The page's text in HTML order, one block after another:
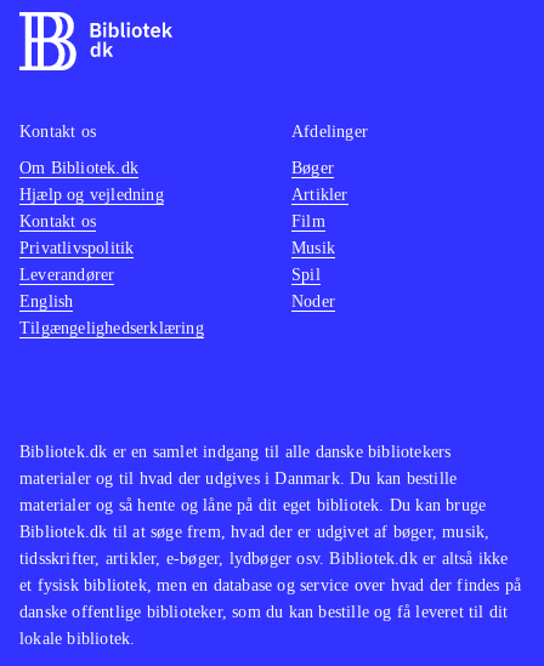
Bibliotek.dk er en samlet indgang til alle danske bibliotekers
materialer og til hvad der udgives i Danmark. Du kan bestille
materialer og så hente og låne på dit eget bibliotek. Du kan bruge
Bibliotek.dk til at søge frem, hvad der er udgivet af bøger, musik,
tidsskrifter, artikler, e-bøger, lydbøger osv. Bibliotek.dk er altså ikke
et fysisk bibliotek, men en database og service over hvad der findes på
danske offentlige biblioteker, som du kan bestille og få leveret til dit
lokale bibliotek.
Kontakt os
Om Bibliotek.dk
Hjælp og vejledning
Kontakt os
Privatlivspolitik
Leverandører
English
Tilgængelighedserklæring
Afdelinger
Bøger
Artikler
Film
Musik
Spil
Noder